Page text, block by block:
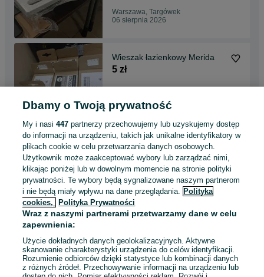
Warszawa, Targówek
06 sierpnia 2026
Wieszak łazienkowy Merida
5 zł
Warszawa, Targówek
06 sierpnia 2026
szara umywalka ROCA
300 zł
Warszawa, Targówek
06 sierpnia 2026
1 2 3 4
Dbamy o Twoją prywatność
My i nasi447 partnerzy przechowujemy lub uzyskujemy dostęp
do informacji na urządzeniu, takich jak unikalne identyfikatory w
plikach cookie w celu przetwarzania danych osobowych.
Użytkownik może zaakceptować wybory lub zarządzać nimi,
klikając poniżej lub w dowolnym momencie na stronie polityki
prywatności. Te wybory będą sygnalizowane naszym partnerom
i nie będą miały wpływu na dane przeglądania. Polityka
cookies,
Polityka Prywatności
Wraz z naszymi partnerami przetwarzamy dane w celu
zapewnienia:
Użycie dokładnych danych geolokalizacyjnych. Aktywne
skanowanie charakterystyki urządzenia do celów identyfikacji.
Rozumienie odbiorców dzięki statystyce lub kombinacji danych
z różnych źródeł. Przechowywanie informacji na urządzeniu lub